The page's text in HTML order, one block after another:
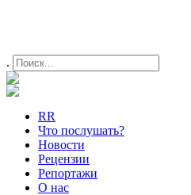
.
RR
Что послушать?
Новости
Рецензии
Репортажи
О нас